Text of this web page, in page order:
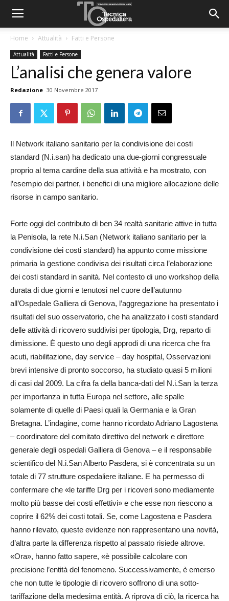
Home Attualità Fatti e Persone
Attualità Fatti e Persone
L’analisi che genera valore
Redazione 30 Novembre 2017
Il Network italiano sanitario per la condivisione dei costi
standard (N.i.san) ha dedicato una due-giorni congressuale
proprio al tema cardine della sua attività e ha mostrato, con
l’esempio dei partner, i benefici di una migliore allocazione delle
risorse in campo sanitario.
Forte oggi del contributo di ben 34 realtà sanitarie attive in tutta
la Penisola, la rete N.i.San (Network italiano sanitario per la
condivisione dei costi standard) ha appunto come missione
primaria la gestione condivisa dei risultati circa l’elaborazione
dei costi standard in sanità. Nel contesto di uno workshop della
durata di due giorni e tenutosi nel cuore dell’autunno
all’Ospedale Galliera di Genova, l’aggregazione ha presentato i
risultati del suo osservatorio, che ha analizzato i costi standard
delle attività di ricovero suddivisi per tipologia, Drg, reparto di
dimissione. È questo uno degli approdi di una ricerca che fra
acuti, riabilitazione, day service – day hospital, Osservazioni
brevi intensive di pronto soccorso, ha studiato quasi 5 milioni
di casi dal 2009. La cifra fa della banca-dati del N.i.San la terza
per importanza in tutta Europa nel settore, alle spalle
solamente di quelle di Paesi quali la Germania e la Gran
Bretagna. L’indagine, come hanno ricordato Adriano Lagostena
– coordinatore del comitato direttivo del network e direttore
generale degli ospedali Galliera di Genova – e il responsabile
scientifico del N.i.San Alberto Pasdera, si è concentrata su un
totale di 77 strutture ospedaliere italiane. E ha permesso di
confermare che «le tariffe Drg per i ricoveri sono mediamente
molto più basse dei costi effettivi» e che esse non riescono a
coprire il 62% dei costi totali. Se, come Lagostena e Pasdera
hanno rilevato, queste evidenze non rappresentano una novità,
d’altra parte la differenza rispetto al passato risiede altrove.
«Ora», hanno fatto sapere, «è possibile calcolare con
precisione l’entità del fenomeno. Successivamente, è emerso
che non tutte le tipologie di ricovero soffrono di una sotto-
tariffazione della medesima entità. A riprova di ciò, la ricerca ha